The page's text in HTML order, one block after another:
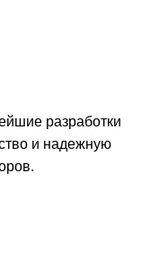
разработки
и надежную